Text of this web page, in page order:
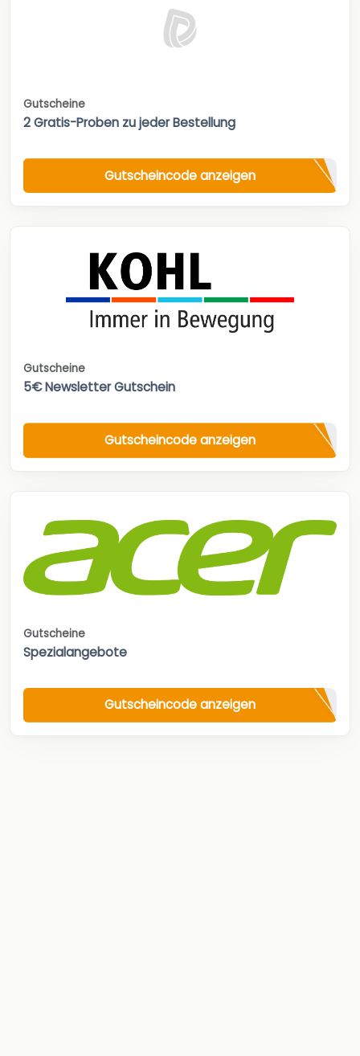
Gutscheine
2 Gratis-Proben zu jeder Bestellung
Gutscheincode anzeigen
Gutscheine
5€ Newsletter Gutschein
Gutscheincode anzeigen
Gutscheine
Spezialangebote
Gutscheincode anzeigen